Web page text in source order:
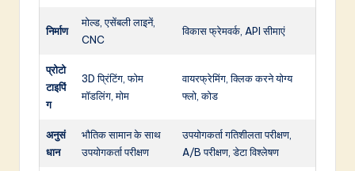
निर्माण
मोल्ड, एसेंबली लाइनें,
CNC
विकास फ्रेमवर्क, API सीमाएं
प्रोटो
टाइपिं
ग
3D प्रिंटिंग, फोम
मॉडलिंग, मोम
वायरफ्रेमिंग, क्लिक करने योग्य
फ्लो, कोड
अनुसं
धान
भौतिक सामान के साथ
उपयोगकर्ता परीक्षण
उपयोगकर्ता गतिशीलता परीक्षण,
A/B परीक्षण, डेटा विश्लेषण